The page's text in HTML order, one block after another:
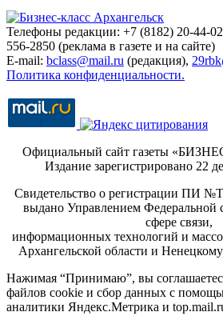
Телефоны редакции: +7 (8182) 20-44-
556-2850 (реклама в газете и на сайте)
E-mail: bclass@mail.ru (редакция),
Политика конфиденциальности.
Официальный сайт газеты
Издание зарегистрировано 22
Свидетельство о регистрации ПИ
выдано Управлением Федеральной
сфере связи,
информационных технологий и
Архангельской области и
Нажимая “Принимаю”, вы
файлов cookie и сбор данных с
аналитики Яндекс.Метрика и